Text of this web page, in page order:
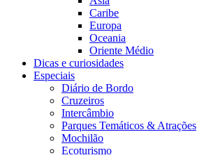
Caribe
Europa
Oceania
Oriente Médio
Dicas e curiosidades
Especiais
Diário de Bordo
Cruzeiros
Intercâmbio
Parques Temáticos & Atrações
Mochilão
Ecoturismo